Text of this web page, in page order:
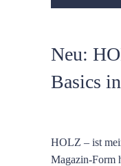
Neu:
Basics
HOLZ – ist
Magazin-Form